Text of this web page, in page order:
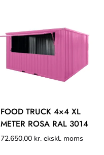
FOOD TRUCK 4×4 XL
METER ROSA RAL 3014
72.650,00 kr. ekskl. moms